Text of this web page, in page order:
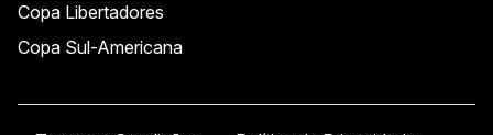
Copa Libertadores
Copa Sul-Americana